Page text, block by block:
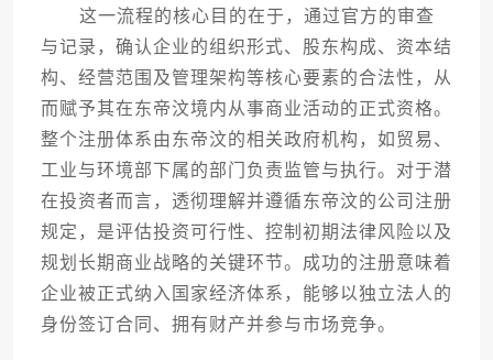
这一流程的核心目的在于，通过官方的审查
与记录，确认企业的组织形式、股东构成、资本结
构、经营范围及管理架构等核心要素的合法性，从
而赋予其在东帝汶境内从事商业活动的正式资格。
整个注册体系由东帝汶的相关政府机构，如贸易、
工业与环境部下属的部门负责监管与执行。对于潜
在投资者而言，透彻理解并遵循东帝汶的公司注册
规定，是评估投资可行性、控制初期法律风险以及
规划长期商业战略的关键环节。成功的注册意味着
企业被正式纳入国家经济体系，能够以独立法人的
身份签订合同、拥有财产并参与市场竞争。